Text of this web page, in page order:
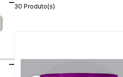
30 Produto(s)